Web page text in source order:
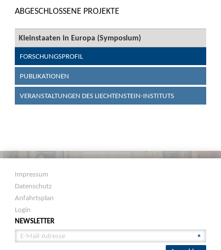
ABGESCHLOSSENE PROJEKTE
Kleinstaaten in Europa (Symposium)
FORSCHUNGSPROFIL
PUBLIKATIONEN
VERANSTALTUNGEN DES LIECHTENSTEIN-INSTITUTS
Impressum
Datenschutz
Anfahrtsplan
Login
NEWSLETTER